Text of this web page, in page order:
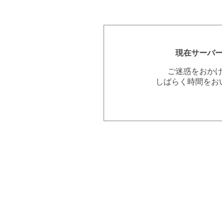
現在サーバ
ご迷惑をおか
しばらく時間を